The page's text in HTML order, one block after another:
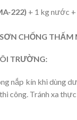
222) + 1 kg nước
SƠN CHỐNG THẤM
TRƯỜNG:
nắp kín khi dùng
công. Tránh xa